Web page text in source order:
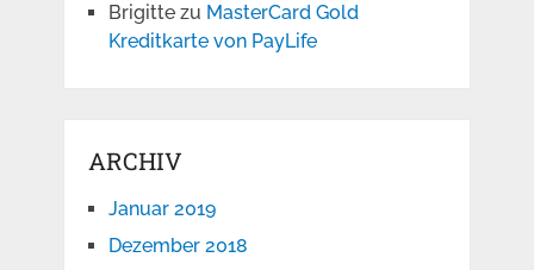
Brigittezu MasterCard Gold
Kreditkarte von PayLife
ARCHIV
Januar 2019
Dezember 2018